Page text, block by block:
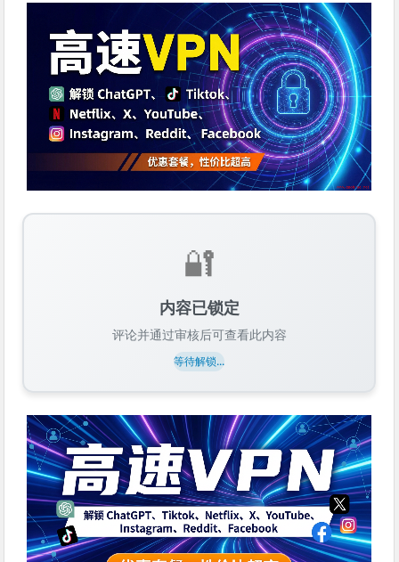
🔐
内容已锁定
评论并通过审核后可查看此内容
等待解锁...